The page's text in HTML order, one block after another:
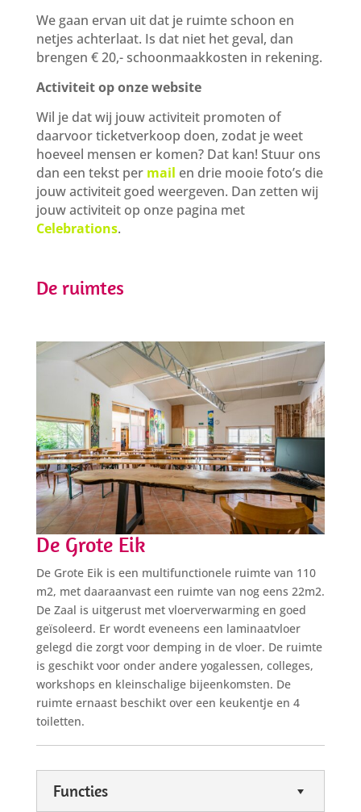
We gaan ervan uit dat je ruimte schoon en
netjes achterlaat. Is dat niet het geval, dan
brengen € 20,- schoonmaakkosten in rekening.
Activiteit op onze website
Wil je dat wij jouw activiteit promoten of
daarvoor ticketverkoop doen, zodat je weet
hoeveel mensen er komen? Dat kan! Stuur ons
dan een tekst per mail en drie mooie foto’s die
jouw activiteit goed weergeven. Dan zetten wij
jouw activiteit op onze pagina met
Celebrations.
De ruimtes
De Grote Eik
De Grote Eik is een multifunctionele ruimte van 110
m2, met daaraanvast een ruimte van nog eens 22m2.
De Zaal is uitgerust met vloerverwarming en goed
geïsoleerd. Er wordt eveneens een laminaatvloer
gelegd die zorgt voor demping in de vloer. De ruimte
is geschikt voor onder andere yogalessen, colleges,
workshops en kleinschalige bijeenkomsten. De
ruimte ernaast beschikt over een keukentje en 4
toiletten.
Functies